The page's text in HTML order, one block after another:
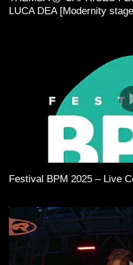
DJ-Kultur
Electro
House
WICHTIG
LUCA DEA [Modernity
Festival BPM 2025 – Live